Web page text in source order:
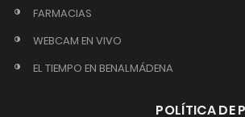
FARMACIAS
WEBCAM EN VIVO
EL TIEMPO EN BENALMÁDENA
POLÍTICA DE